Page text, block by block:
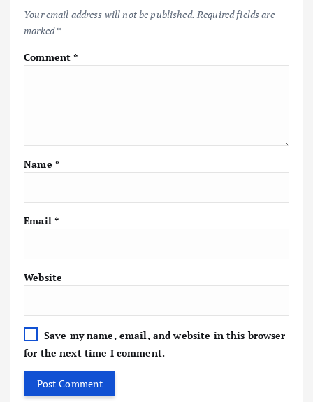
Your email address will not be published. Required fields are
marked*
Comment*
Name *
Email *
Website
Save my name, email, and website in this browser
for the next time I comment.